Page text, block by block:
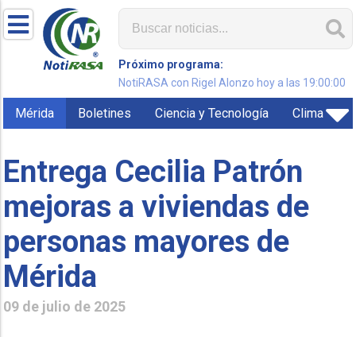
Próximo programa:
NotiRASA con Rigel Alonzo hoy a las 19:00:00
Mérida Boletines Ciencia y Tecnología Clima
Entrega Cecilia Patrón
mejoras a viviendas de
personas mayores de
Mérida
09 de julio de 2025